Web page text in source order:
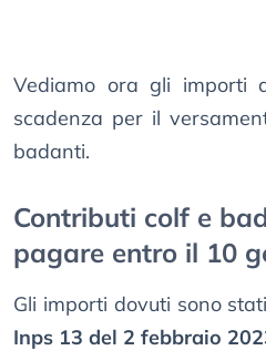
Vediamo ora gli importi
scadenza per il
badanti.
Contributi colf e
pagare entro il 10
Gli importi dovuti sono
Inps 13 del 2 febbraio